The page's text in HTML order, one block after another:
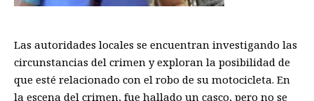
Las autoridades locales se encuentran investigando las
circunstancias del crimen y exploran la posibilidad de
que esté relacionado con el robo de su motocicleta. En
la escena del crimen, fue hallado un casco, pero no se